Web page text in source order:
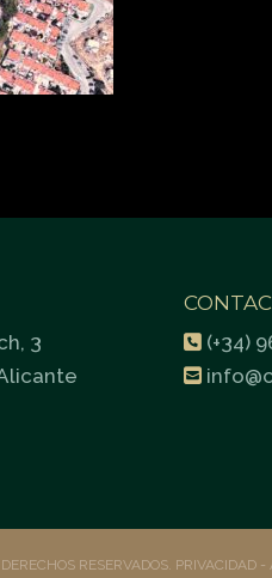
3
(+34)
RESERVADOS. PRIVACIDAD -